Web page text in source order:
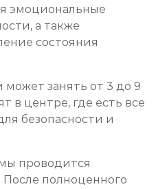
эмоциональные
а также
состояния
занять от 3 до 9
в центре, где есть все
безопасности и
проводится
полноценного